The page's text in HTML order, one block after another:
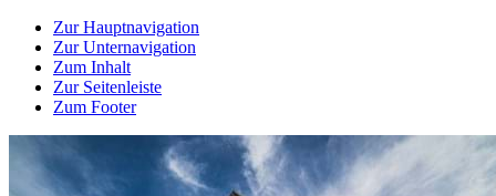
Zur Hauptnavigation
Zur Unternavigation
Zum Inhalt
Zur Seitenleiste
Zum Footer